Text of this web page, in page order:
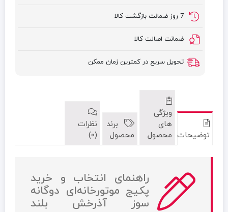
7 روز ضمانت بازگشت کالا
ضمانت اصالت کالا
تحویل سریع در کمترین زمان ممکن
توضیحات
ویژگی
های
محصول
برند
محصول
نظرات
(0)
راهنمای انتخاب و خرید
پکيج موتورخانه‌ای دوگانه
سوز آذرخش بلند